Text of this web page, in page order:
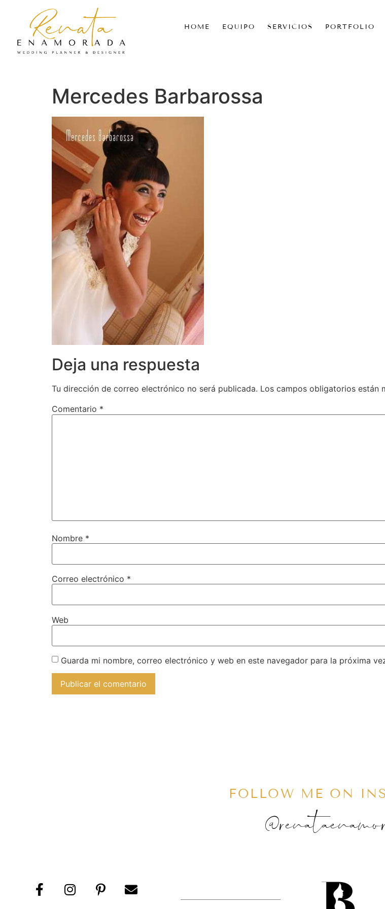
HOME EQUIPO SERVICIOS PORTFOLIO
Mercedes Barbarossa
Deja una respuesta
Tu dirección de correo electrónico no será publicada. Los campos obligatorios están
Comentario *
Nombre *
Correo electrónico *
Web
Guarda mi nombre, correo electrónico y web en este navegador para la próxima
FOLLOW ME ON